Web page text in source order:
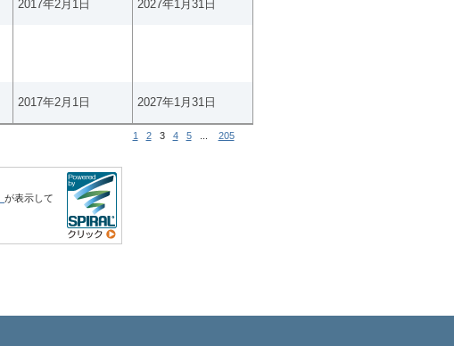
2017年2月1日 2027年1月31日
2017年2月1日 2027年1月31日
1 2 3 4 5 205
が表示して